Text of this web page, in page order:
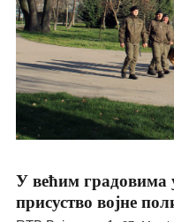
У већим градовима
присуство војне